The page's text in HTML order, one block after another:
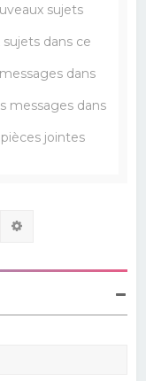
sujets
dans ce
dans
messages dans
jointes
Rechercher